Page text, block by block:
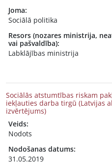
Joma:
Sociālā politika
Resors (nozares ministrija,
vai pašvaldība):
Labklājības ministrija
Sociālās atstumtības riskam
iekļauties darba tirgū (Latvijas
izvērtējums)
Veids:
Nodots
Nodošanas datums:
31.05.2019